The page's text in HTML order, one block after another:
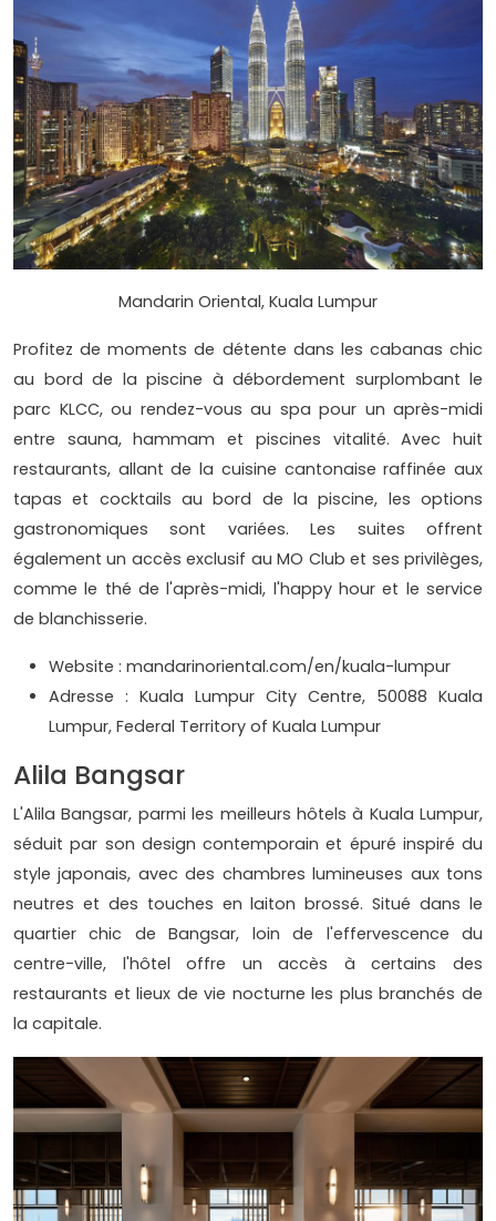
Mandarin Oriental, Kuala Lumpur
Profitez de moments de détente dans les cabanas chic
au bord de la piscine à débordement surplombant le
parc KLCC, ou rendez-vous au spa pour un après-midi
entre sauna, hammam et piscines vitalité. Avec huit
restaurants, allant de la cuisine cantonaise raffinée aux
tapas et cocktails au bord de la piscine, les options
gastronomiques sont variées. Les suites offrent
également un accès exclusif au MO Club et ses privilèges,
comme le thé de l'après-midi, l'happy hour et le service
de blanchisserie.
Website : mandarinoriental.com/en/kuala-lumpur
Adresse : Kuala Lumpur City Centre, 50088 Kuala
Lumpur, Federal Territory of Kuala Lumpur
Alila Bangsar
L'Alila Bangsar, parmi les meilleurs hôtels à Kuala Lumpur,
séduit par son design contemporain et épuré inspiré du
style japonais, avec des chambres lumineuses aux tons
neutres et des touches en laiton brossé. Situé dans le
quartier chic de Bangsar, loin de l'effervescence du
centre-ville, l'hôtel offre un accès à certains des
restaurants et lieux de vie nocturne les plus branchés de
la capitale.